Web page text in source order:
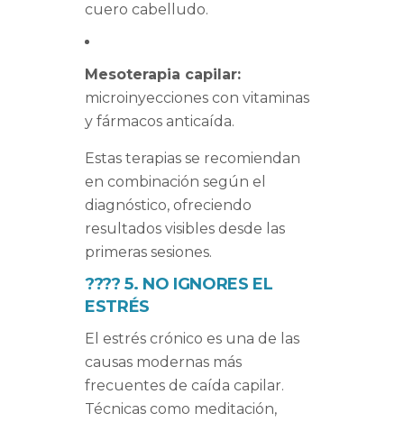
cuero cabelludo.
Mesoterapia capilar:
microinyecciones con vitaminas
y fármacos anticaída.
Estas terapias se recomiendan
en combinación según el
diagnóstico, ofreciendo
resultados visibles desde las
primeras sesiones.
????5. NO IGNORES EL
ESTRÉS
El estrés crónico es una de las
causas modernas más
frecuentes de caída capilar.
Técnicas como meditación,